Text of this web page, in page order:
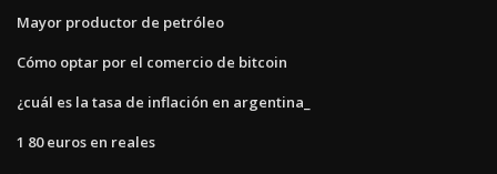
Mayor productor de petróleo
Cómo optar por el comercio de bitcoin
¿cuál es la tasa de inflación en argentina_
1 80 euros en reales